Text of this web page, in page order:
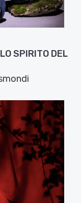
SPIRITO DEL